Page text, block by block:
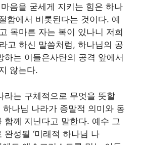
음을 굳세게 지키는 힘은 하나
함에서 비롯된다는 것이다. 예
목마른 자는 복이 있나니 저희
고 하신 말씀처럼, 하나님의 공
하는 이들은사탄의 공격 앞에서
않는다.
라는 구체적으로 무엇을 뜻할
나님 나라가 종말적 의미와 동
함께 지닌다고 말한다. 예수 그
완성될 ‘미래적 하나님 나